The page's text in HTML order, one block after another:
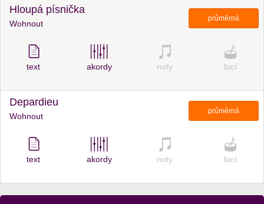
Hloupá písnička
Wohnout
průměrná
text akordy noty bicí
Depardieu
Wohnout
průměrná
text akordy noty bicí